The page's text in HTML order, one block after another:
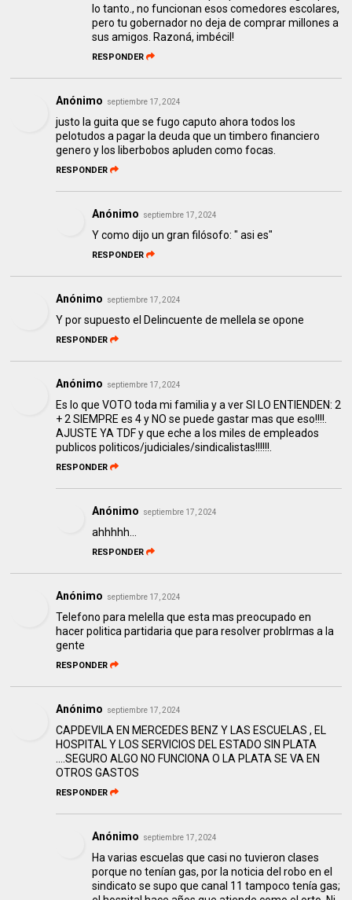
lo tanto., no funcionan esos comedores escolares,
pero tu gobernador no deja de comprar millones a
sus amigos. Razoná, imbécil!
RESPONDER
Anónimo septiembre 17, 2024
justo la guita que se fugo caputo ahora todos los
pelotudos a pagar la deuda que un timbero financiero
genero y los liberbobos apluden como focas.
RESPONDER
Anónimo septiembre 17, 2024
Y como dijo un gran filósofo: " asi es"
RESPONDER
Anónimo septiembre 17, 2024
Y por supuesto el Delincuente de mellela se opone
RESPONDER
Anónimo septiembre 17, 2024
Es lo que VOTO toda mi familia y a ver SI LO ENTIENDEN: 2
+ 2 SIEMPRE es 4 y NO se puede gastar mas que eso!!!!.
AJUSTE YA TDF y que eche a los miles de empleados
publicos politicos/judiciales/sindicalistas!!!!!!.
RESPONDER
Anónimo septiembre 17, 2024
ahhhhh...
RESPONDER
Anónimo septiembre 17, 2024
Telefono para melella que esta mas preocupado en
hacer politica partidaria que para resolver problrmas a la
gente
RESPONDER
Anónimo septiembre 17, 2024
CAPDEVILA EN MERCEDES BENZ Y LAS ESCUELAS , EL
HOSPITAL Y LOS SERVICIOS DEL ESTADO SIN PLATA
….SEGURO ALGO NO FUNCIONA O LA PLATA SE VA EN
OTROS GASTOS
RESPONDER
Anónimo septiembre 17, 2024
Ha varias escuelas que casi no tuvieron clases
porque no tenían gas, por la noticia del robo en el
sindicato se supo que canal 11 tampoco tenía gas;